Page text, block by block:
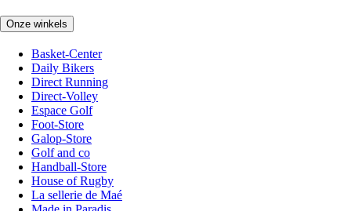
Onze winkels
Basket-Center
Daily Bikers
Direct Running
Direct-Volley
Espace Golf
Foot-Store
Galop-Store
Golf and co
Handball-Store
House of Rugby
La sellerie de Maé